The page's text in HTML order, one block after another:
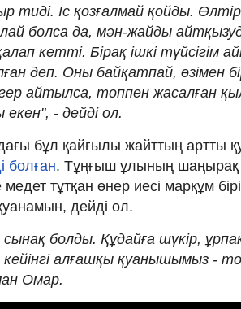
тиді. Іс қозғалмай қойды.
болса да, мән-жайды
кетті. Бірақ ішкі түйсігім
деп. Оны байқатпай, өзімен
айтылса, топпен жасалған
- дейді ол.
бұл қайғылы жайттың артты
болған. Тұңғыш ұлының шаңырақ
медет тұтқан өнер иесі марқұм
дейді ол.
сынақ болды. Құдайға шүкір,
алғашқы қуанышымыз -
Омар.